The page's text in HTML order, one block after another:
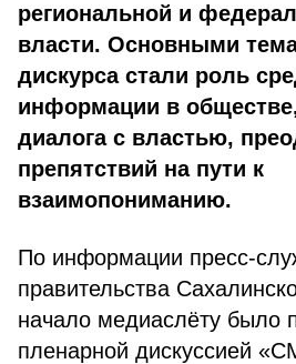
региональной и
власти. Основными
дискурса стали роль
информации в
диалога с властью,
препятствий на пути к
взаимопониманию.
По информации пресс-
правительства
начало медиаслёту было
пленарной дискуссией